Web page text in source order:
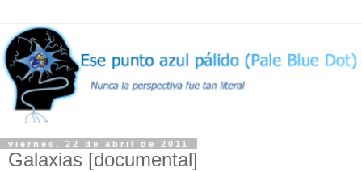
viernes, 22 de abril de 2011
Galaxias [documental]